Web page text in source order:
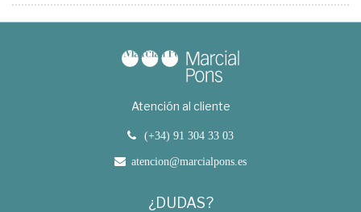
Atención al cliente
(+34) 91 304 33 03
atencion@marcialpons.es
¿DUDAS?